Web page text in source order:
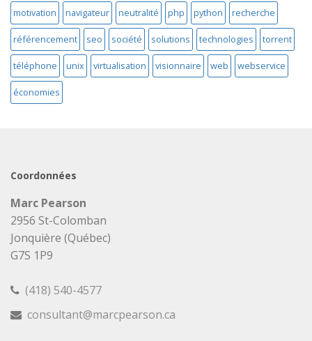
motivation navigateur neutralité php python recherche
référencement seo société solutions technologies torrent
téléphone unix virtualisation visionnaire web webservice
économies
Coordonnées
Marc Pearson
2956 St-Colomban
Jonquière (Québec)
G7S 1P9
(418) 540-4577
consultant@marcpearson.ca